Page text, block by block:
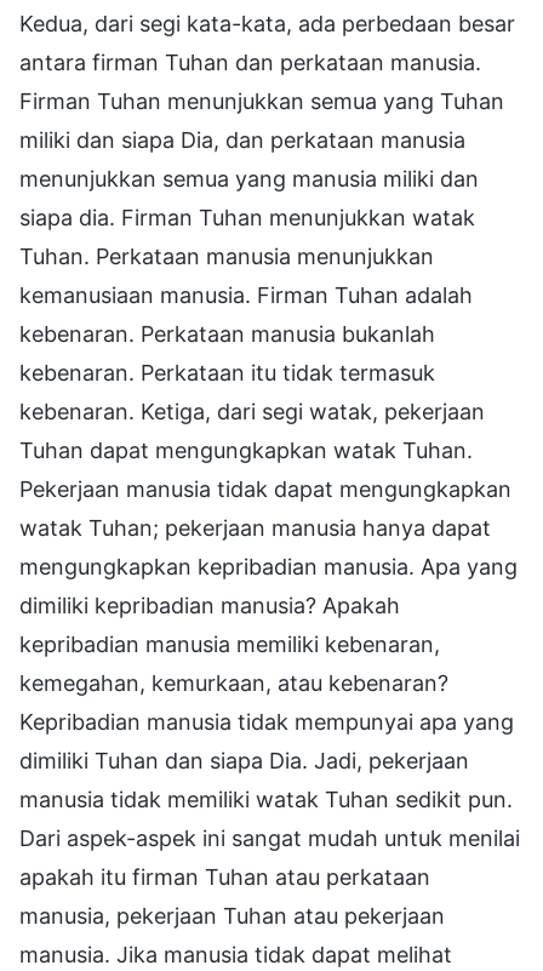
Kedua, dari segi kata-kata, ada perbedaan besar
antara firman Tuhan dan perkataan manusia.
Firman Tuhan menunjukkan semua yang Tuhan
miliki dan siapa Dia, dan perkataan manusia
menunjukkan semua yang manusia miliki dan
siapa dia. Firman Tuhan menunjukkan watak
Tuhan. Perkataan manusia menunjukkan
kemanusiaan manusia. Firman Tuhan adalah
kebenaran. Perkataan manusia bukanlah
kebenaran. Perkataan itu tidak termasuk
kebenaran. Ketiga, dari segi watak, pekerjaan
Tuhan dapat mengungkapkan watak Tuhan.
Pekerjaan manusia tidak dapat mengungkapkan
watak Tuhan; pekerjaan manusia hanya dapat
mengungkapkan kepribadian manusia. Apa yang
dimiliki kepribadian manusia? Apakah
kepribadian manusia memiliki kebenaran,
kemegahan, kemurkaan, atau kebenaran?
Kepribadian manusia tidak mempunyai apa yang
dimiliki Tuhan dan siapa Dia. Jadi, pekerjaan
manusia tidak memiliki watak Tuhan sedikit pun.
Dari aspek-aspek ini sangat mudah untuk menilai
apakah itu firman Tuhan atau perkataan
manusia, pekerjaan Tuhan atau pekerjaan
manusia. Jika manusia tidak dapat melihat